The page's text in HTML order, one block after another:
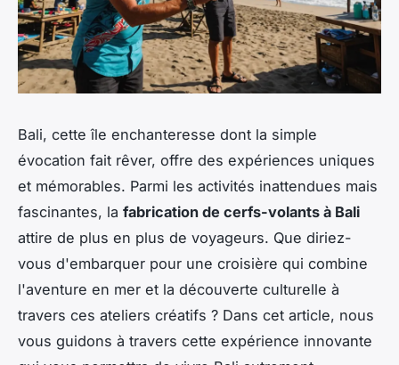
Bali, cette île enchanteresse dont la simple
évocation fait rêver, offre des expériences uniques
et mémorables. Parmi les activités inattendues mais
fascinantes, la fabrication de cerfs-volants à Bali
attire de plus en plus de voyageurs. Que diriez-
vous d'embarquer pour une croisière qui combine
l'aventure en mer et la découverte culturelle à
travers ces ateliers créatifs ? Dans cet article, nous
vous guidons à travers cette expérience innovante